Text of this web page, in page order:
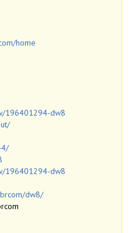
home
196401294-dw8
196401294-dw8
dw8/